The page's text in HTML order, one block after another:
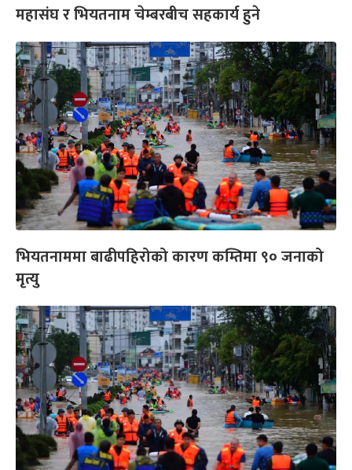
महासंघ र भियतनाम चेम्बरबीच सहकार्य हुने
भियतनाममा बाढीपहिरोको कारण कम्तिमा ९० जनाको
मृत्यु